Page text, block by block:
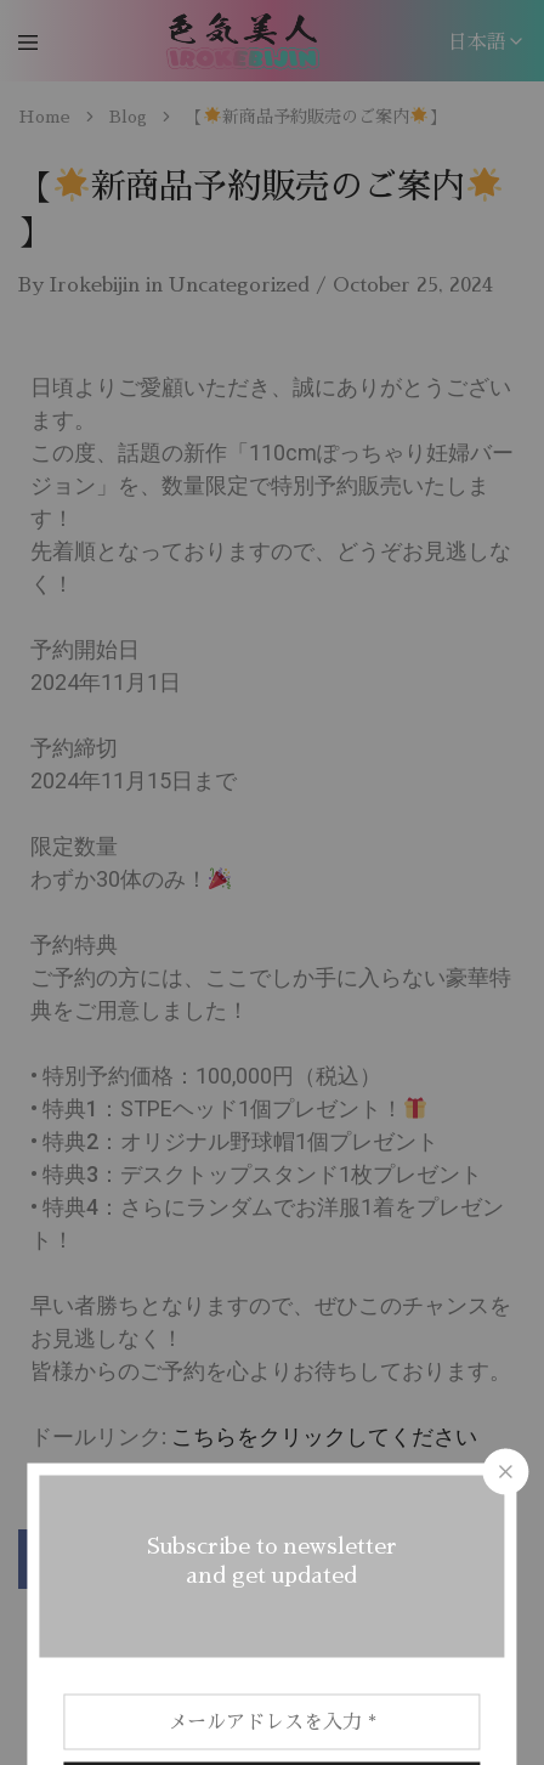
日本語
Home Blog 【 新商品予約販売のご案内 】
【
新商品予約販売のご案内
】
By Irokebijin in Uncategorized October 25, 2024
日頃よりご愛顧いただき、誠にありがとうござい
ます。
この度、話題の新作「110cmぽっちゃり妊婦バー
ジョン」を、数量限定で特別予約販売いたしま
す！
先着順となっておりますので、どうぞお見逃しな
く！
予約開始日
2024年11月1日
予約締切
2024年11月15日まで
限定数量
わずか30体のみ！
予約特典
ご予約の方には、ここでしか手に入らない豪華特
典をご用意しました！
• 特別予約価格： 100,000円（税込）
• 特典1 ：STPEヘッド1個プレゼント！
• 特典2： オリジナル野球帽1個プレゼント
• 特典3 ：デスクトップスタンド1枚プレゼント
• 特典4： さらにランダムでお洋服1着をプレゼン
ト！
早い者勝ちとなりますので、ぜひこのチャンスを
お見逃しなく！
皆様からのご予約を心よりお待ちしております。
ドールリンク: こちらをクリックしてください
Related Posts
Subscribe to newsletter
and get updated